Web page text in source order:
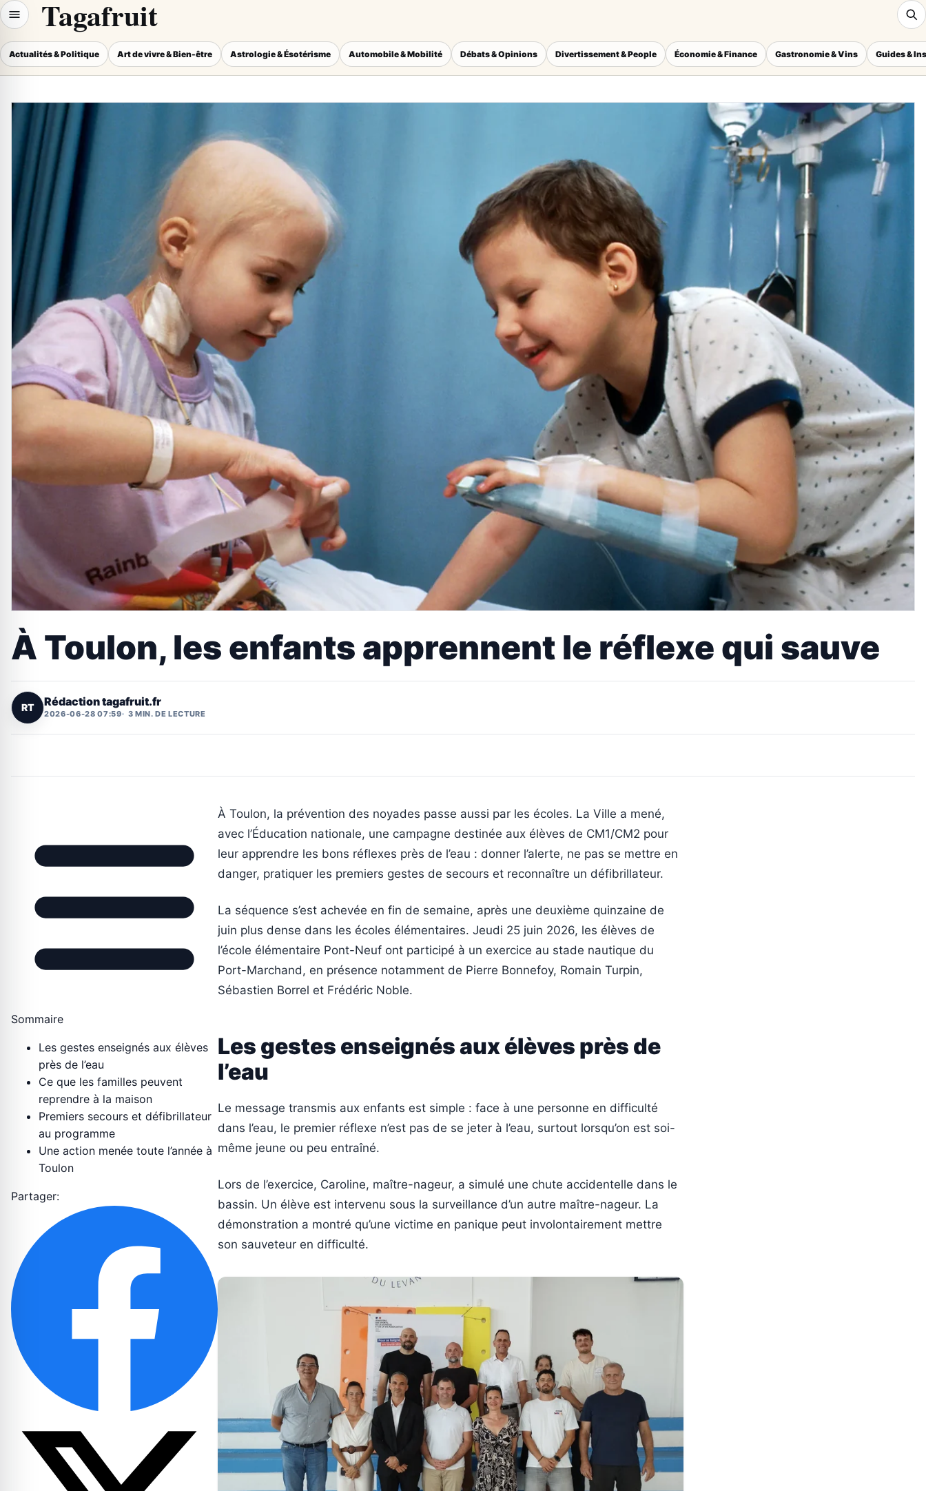
Tagafruit
Actualités & Politique Art de vivre & Bien-être Astrologie & Ésotérisme Automobile & Mobilité Débats & Opinions Divertissement & People Économie & Finance Gastronomie & Vins Guides &
À Toulon, les enfants apprennent le réflexe qui sauve
RT Rédaction tagafruit.fr
2026-06-28 07:59 3 MIN. DE LECTURE
Sommaire
Les gestes enseignés aux élèves
près de l’eau
Ce que les familles peuvent
reprendre à la maison
Premiers secours et défibrillateur
au programme
Une action menée toute l’année à
Toulon
Partager:
À Toulon, la prévention des noyades passe aussi par les écoles. La Ville a mené,
avec l’Éducation nationale, une campagne destinée aux élèves de CM1/CM2 pour
leur apprendre les bons réflexes près de l’eau : donner l’alerte, ne pas se mettre en
danger, pratiquer les premiers gestes de secours et reconnaître un défibrillateur.
La séquence s’est achevée en fin de semaine, après une deuxième quinzaine de
juin plus dense dans les écoles élémentaires. Jeudi 25 juin 2026, les élèves de
l’école élémentaire Pont-Neuf ont participé à un exercice au stade nautique du
Port-Marchand, en présence notamment de Pierre Bonnefoy, Romain Turpin,
Sébastien Borrel et Frédéric Noble.
Les gestes enseignés aux élèves près de
l’eau
Le message transmis aux enfants est simple : face à une personne en difficulté
dans l’eau, le premier réflexe n’est pas de se jeter à l’eau, surtout lorsqu’on est soi-
même jeune ou peu entraîné.
Lors de l’exercice, Caroline, maître-nageur, a simulé une chute accidentelle dans le
bassin. Un élève est intervenu sous la surveillance d’un autre maître-nageur. La
démonstration a montré qu’une victime en panique peut involontairement mettre
son sauveteur en difficulté.